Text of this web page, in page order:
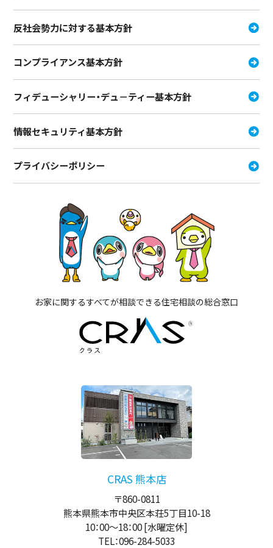
反社会勢力に対する基本方針
コンプライアンス基本方針
フィデューシャリー・デュ－ティー基本方針
情報セキュリティ基本方針
プライバシーポリシー
お家に関するすべてが相談できる住宅相談の総合窓口
CRAS 熊本店
〒860-0811
熊本県熊本市中央区本荘5丁目10-18
10：00～18：00[水曜定休]
TEL：096-284-5033